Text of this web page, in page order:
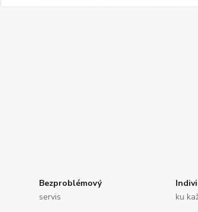
Bezproblémový
servis
ku